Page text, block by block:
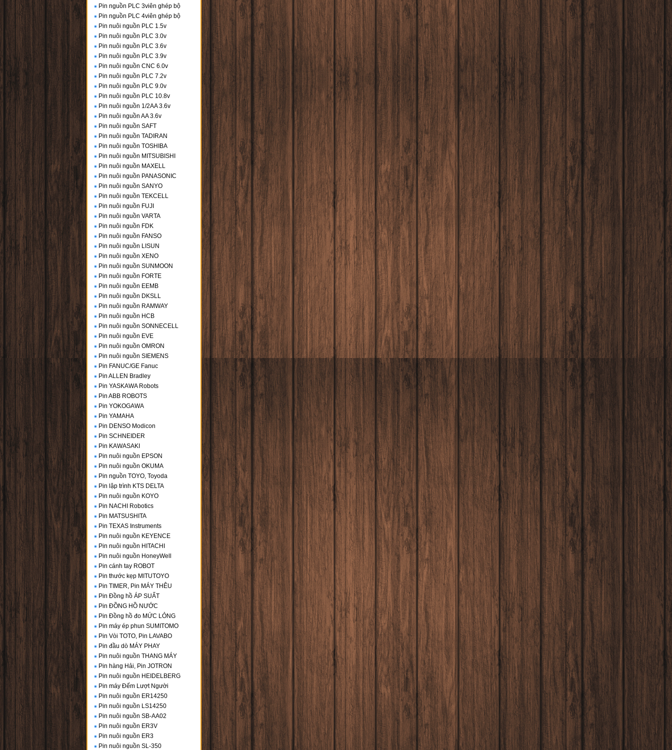
Pin nguồn PLC 3viên ghép bộ
Pin nguồn PLC 4viên ghép bộ
Pin nuôi nguồn PLC 1.5v
Pin nuôi nguồn PLC 3.0v
Pin nuôi nguồn PLC 3.6v
Pin nuôi nguồn PLC 3.9v
Pin nuôi nguồn CNC 6.0v
Pin nuôi nguồn PLC 7.2v
Pin nuôi nguồn PLC 9.0v
Pin nuôi nguồn PLC 10.8v
Pin nuôi nguồn 1/2AA 3.6v
Pin nuôi nguồn AA 3.6v
Pin nuôi nguồn SAFT
Pin nuôi nguồn TADIRAN
Pin nuôi nguồn TOSHIBA
Pin nuôi nguồn MITSUBISHI
Pin nuôi nguồn MAXELL
Pin nuôi nguồn PANASONIC
Pin nuôi nguồn SANYO
Pin nuôi nguồn TEKCELL
Pin nuôi nguồn FUJI
Pin nuôi nguồn VARTA
Pin nuôi nguồn FDK
Pin nuôi nguồn FANSO
Pin nuôi nguồn LISUN
Pin nuôi nguồn XENO
Pin nuôi nguồn SUNMOON
Pin nuôi nguồn FORTE
Pin nuôi nguồn EEMB
Pin nuôi nguồn DKSLL
Pin nuôi nguồn RAMWAY
Pin nuôi nguồn HCB
Pin nuôi nguồn SONNECELL
Pin nuôi nguồn EVE
Pin nuôi nguồn OMRON
Pin nuôi nguồn SIEMENS
Pin FANUC/GE Fanuc
Pin ALLEN Bradley
Pin YASKAWA Robots
Pin ABB ROBOTS
Pin YOKOGAWA
Pin YAMAHA
Pin DENSO Modicon
Pin SCHNEIDER
Pin KAWASAKI
Pin nuôi nguồn EPSON
Pin nuôi nguồn OKUMA
Pin nguồn TOYO, Toyoda
Pin lập trình KTS DELTA
Pin nuôi nguồn KOYO
Pin NACHI Robotics
Pin MATSUSHITA
Pin TEXAS Instruments
Pin nuôi nguồn KEYENCE
Pin nuôi nguồn HITACHI
Pin nuôi nguồn HoneyWell
Pin cánh tay ROBOT
Pin thước kẹp MITUTOYO
Pin TIMER, Pin MÁY THÊU
Pin Đồng hồ ÁP SUẤT
Pin ĐỒNG HỒ NƯỚC
Pin Đồng hồ đo MỨC LỎNG
Pin máy ép phun SUMITOMO
Pin Vòi TOTO, Pin LAVABO
Pin đầu dò MÁY PHAY
Pin nuôi nguồn THANG MÁY
Pin hàng Hải, Pin JOTRON
Pin nuôi nguồn HEIDELBERG
Pin máy Đếm Lượt Người
Pin nuôi nguồn ER14250
Pin nuôi nguồn LS14250
Pin nuôi nguồn SB-AA02
Pin nuôi nguồn ER3V
Pin nuôi nguồn ER3
Pin nuôi nguồn SL-350